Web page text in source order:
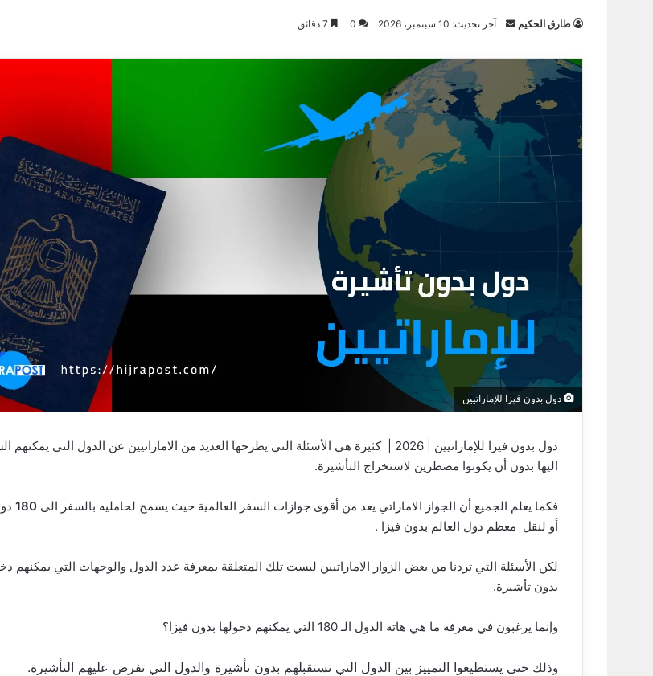
طارق الحكيم
أرسل
إلكترونيا
آخر تحديث: 10 سبتمبر، 2026 0
دول بدون فيزا للإماراتيين
دول بدون فيزا للإماراتيين | 2026 | كثيرة هي الأسئلة التي يطرحها العديد من الاماراتيين عن الدول التي يمكنهم
اليها بدون أن يكونوا مضطرين لاستخراج التأشيرة.
فكما يعلم الجميع أن الجواز الاماراتي يعد من أقوى جوازات السفر العالمية حيث يسمح لحامليه بالسفر الى 180
أو لنقل معظم دول العالم بدون فيزا .
لكن الأسئلة التي تردنا من بعض الزوار الاماراتيين ليست تلك المتعلقة بمعرفة عدد الدول والوجهات التي يمكنهم
بدون تأشيرة.
وإنما يرغبون في معرفة ما هي هاته الدول الـ 180 التي يمكنهم دخولها بدون فيزا؟
وذلك حتى يستطيعوا التمييز بين الدول التي تستقبلهم بدون تأشيرة والدول التي تفرض عليهم التأشيرة.